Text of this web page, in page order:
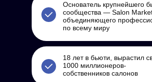
Основатель крупнейшего
сообщества — Salon
объединяющего
по всему миру
18 лет в бьюти, вырастил
1000 миллионеров-
собственников салонов